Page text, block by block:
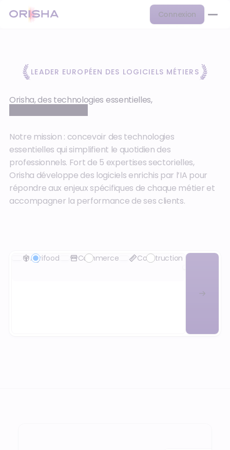
Connexion
LEADER EUROPÉEN DES LOGICIELS MÉTIERS
Orisha, des technologies essentielles,
Notre mission : concevoir des technologies
essentielles qui simplifient le quotidien des
professionnels. Fort de 5 expertises sectorielles,
Orisha développe des logiciels enrichis par l’IA pour
répondre aux enjeux spécifiques de chaque métier et
accompagner la performance de ses clients.
Agrifood Commerce Construction
Health